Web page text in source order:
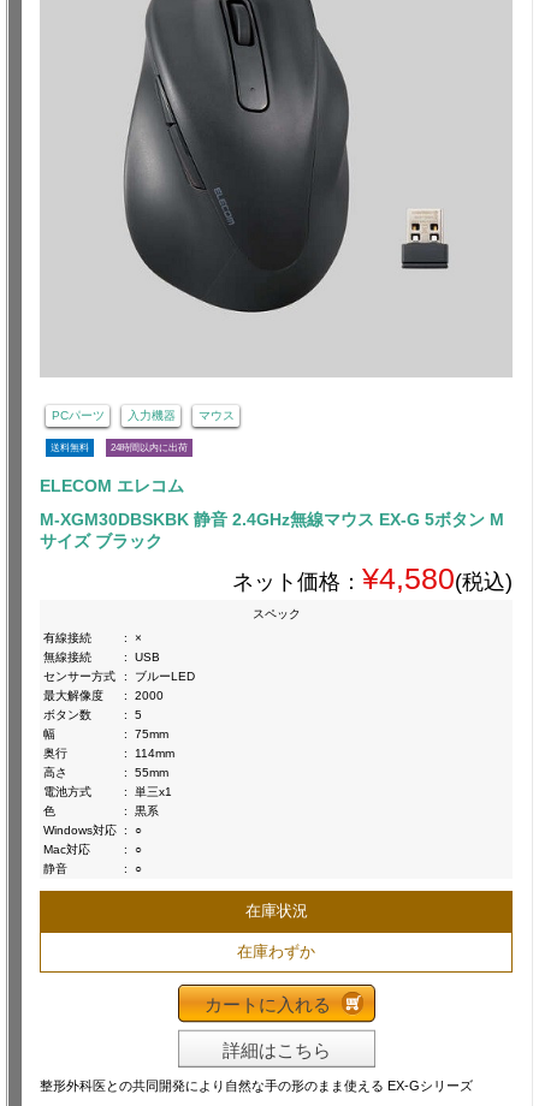
PCパーツ 入力機器 マウス
送料無料 24時間以内に出荷
ELECOM エレコム
M-XGM30DBSKBK 静音 2.4GHz無線マウス EX-G 5ボタン M
サイズ ブラック
ネット価格： ¥4,580(税込)
スペック
有線接続
:
×
無線接続
:
USB
センサー方式
:
ブルーLED
最大解像度
:
2000
ボタン数
:
5
幅
:
75mm
奥行
:
114mm
高さ
:
55mm
電池方式
:
単三x1
色
:
黒系
Windows対応 :
○
Mac対応
:
○
静音
: ○
在庫状況
在庫わずか
カートに入れる
詳細はこちら
整形外科医との共同開発により自然な手の形のまま使える EX-Gシリーズ